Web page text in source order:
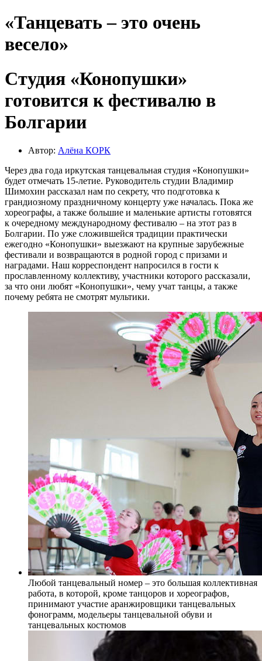
«Танцевать – это очень
весело»
Студия «Конопушки»
готовится к фестивалю в
Болгарии
Автор: Алёна КОРК
Через два года иркутская танцевальная студия «Конопушки»
будет отмечать 15-летие. Руководитель студии Владимир
Шимохин рассказал нам по секрету, что подготовка к
грандиозному праздничному концерту уже началась. Пока же
хореографы, а также большие и маленькие артисты готовятся
к очередному международному фестивалю – на этот раз в
Болгарии. По уже сложившейся традиции практически
ежегодно «Конопушки» выезжают на крупные зарубежные
фестивали и возвращаются в родной город с призами и
наградами. Наш корреспондент напросился в гости к
прославленному коллективу, участники которого рассказали,
за что они любят «Конопушки», чему учат танцы, а также
почему ребята не смотрят мультики.
Любой танцевальный номер – это большая коллективная
работа, в которой, кроме танцоров и хореографов,
принимают участие аранжировщики танцевальных
фонограмм, модельеры танцевальной обуви и
танцевальных костюмов